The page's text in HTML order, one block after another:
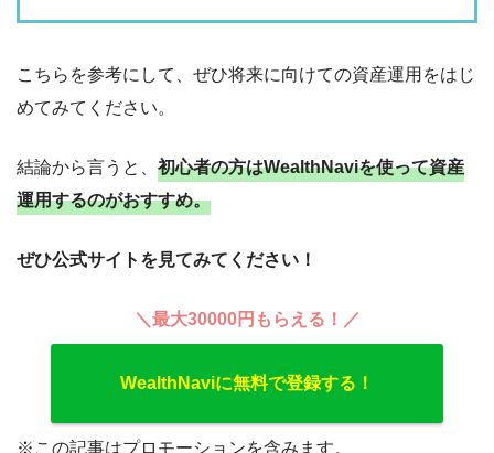
こちらを参考にして、ぜひ将来に向けての資産運用をはじ
めてみてください。
結論から言うと、 初心者の方はWealthNaviを使って資産
運用するのがおすすめ。
ぜひ公式サイトを見てみてください！
＼最大30000円もらえる！／
WealthNaviに無料で登録する！
※この記事はプロモーションを含みます。